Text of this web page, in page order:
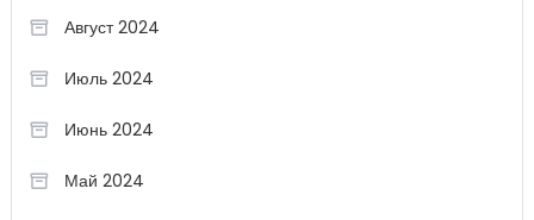
Август 2024
Июль 2024
Июнь 2024
Май 2024